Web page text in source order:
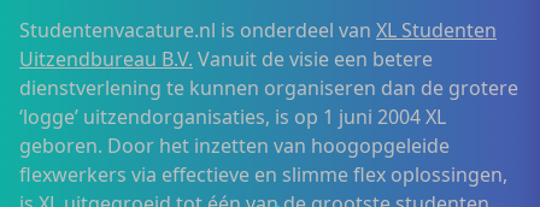
Studentenvacature.nl is onderdeel van XL Studenten
Uitzendbureau B.V. Vanuit de visie een betere
dienstverlening te kunnen organiseren dan de grotere
‘logge’ uitzendorganisaties, is op 1 juni 2004 XL
geboren. Door het inzetten van hoogopgeleide
flexwerkers via effectieve en slimme flex oplossingen,